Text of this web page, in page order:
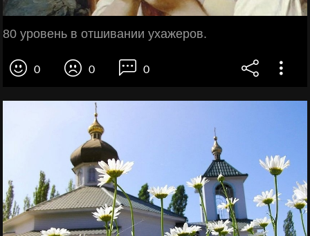
80 уровень в отшивании ухажеров.
0 0 0